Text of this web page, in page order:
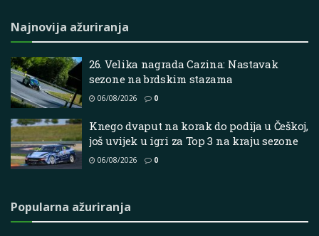
Najnovija ažuriranja
26. Velika nagrada Cazina: Nastavak
sezone na brdskim stazama
06/08/2026 0
Knego dvaput na korak do podija u Češkoj,
još uvijek u igri za Top 3 na kraju sezone
06/08/2026 0
Popularna ažuriranja